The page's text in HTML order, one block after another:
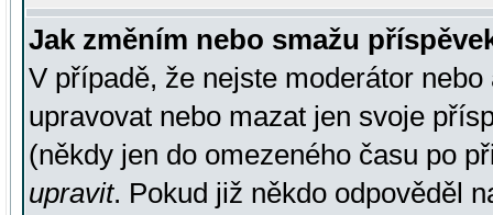
Jak změním nebo smažu
V případě, že nejste moderátor
upravovat nebo mazat jen svoje
(někdy jen do omezeného času po
upravit. Pokud již někdo odpověděl